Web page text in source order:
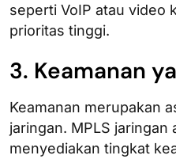
seperti VoIP atau video
prioritas tinggi.
3. Keamanan
Keamanan merupakan
jaringan. MPLS jaringan
menyediakan tingkat